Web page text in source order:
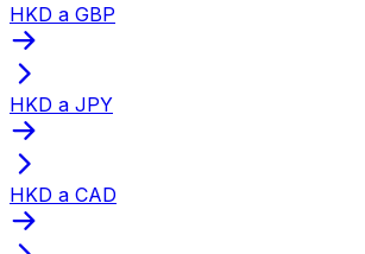
HKD a GBP
HKD a JPY
HKD a CAD